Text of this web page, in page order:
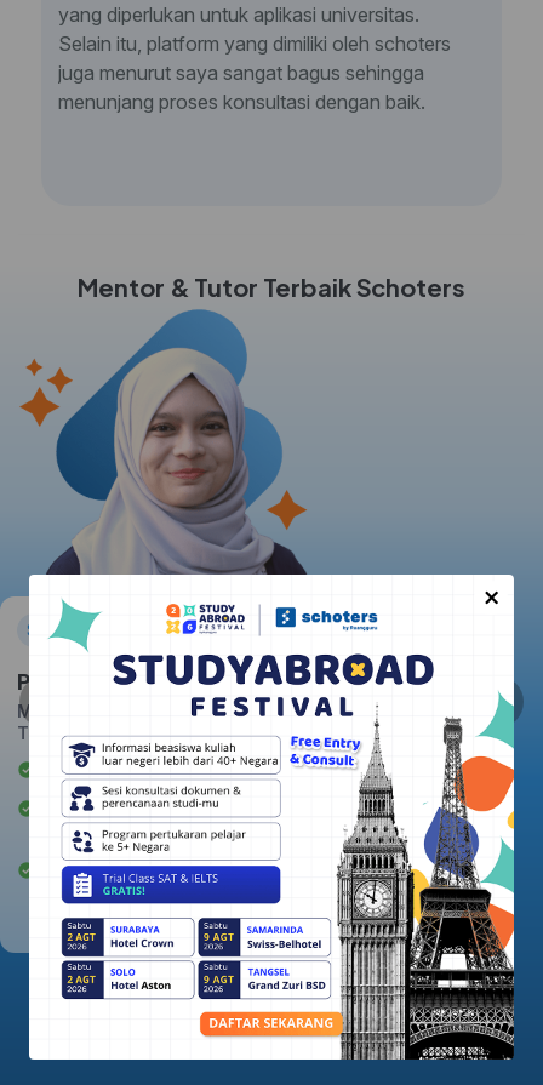
yang diperlukan untuk aplikasi universitas.
Selain itu, platform yang dimiliki oleh schoters
juga menurut saya sangat bagus sehingga
menunjang proses konsultasi dengan baik.
Mentor & Tutor Terbaik Schoters
Pratiwi
Massachusetts Institute of
Technology
Awardee Beasiswa LPDP
Berpengalaman mengajar 2+
tahun
Rata-rata kepuasan student:
5.0/5.0
×